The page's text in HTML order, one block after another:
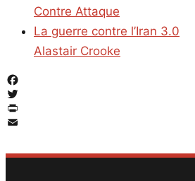
Contre Attaque
La guerre contre l’Iran 3.0
Alastair Crooke
Facebook
Twitter
PrintFriendly